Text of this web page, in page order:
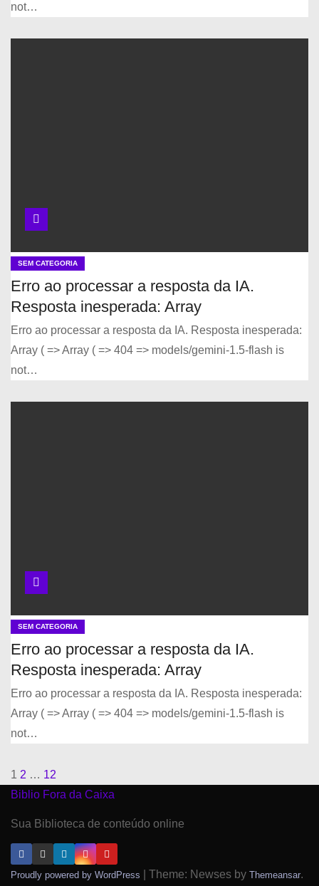
not…
SEM CATEGORIA
Erro ao processar a resposta da IA.
Resposta inesperada: Array
Erro ao processar a resposta da IA. Resposta inesperada:
Array ( => Array ( => 404 => models/gemini-1.5-flash is
not…
SEM CATEGORIA
Erro ao processar a resposta da IA.
Resposta inesperada: Array
Erro ao processar a resposta da IA. Resposta inesperada:
Array ( => Array ( => 404 => models/gemini-1.5-flash is
not…
P
g
i
1 2 … 12
Biblio Fora da Caixa
Sua Biblioteca de conteúdo online
Proudly powered by WordPress Theme: Newses by Themeansar.